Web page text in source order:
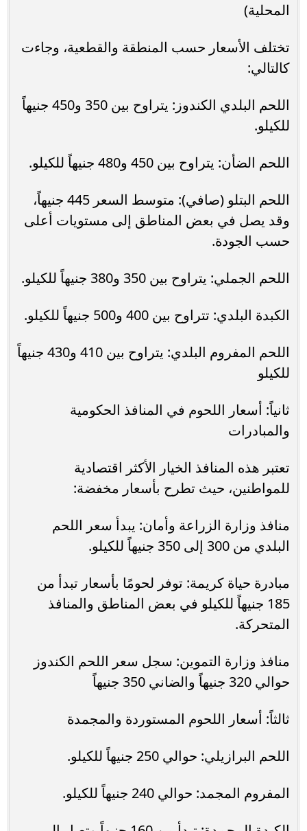
المحلية)
تختلف الأسعار حسب المنطقة والقطعية، وجاءت
كالتالي:
اللحم البلدي الكندوز: يتراوح بين 350 و450 جنيهاً
للكيلو.
اللحم الضأن: يتراوح بين 450 و480 جنيهاً للكيلو.
اللحم البتلو (صافي): متوسط السعر 445 جنيهاً،
وقد يصل في بعض المناطق إلى مستويات أعلى
حسب الجودة.
اللحم الجملي: يتراوح بين 350 و380 جنيهاً للكيلو.
الكبدة البلدي: تتراوح بين 400 و500 جنيهاً للكيلو.
اللحم المفروم البلدي: يتراوح بين 410 و430 جنيهاً
للكيلو
ثانياً: أسعار اللحوم في المنافذ الحكومية
والمبادرات
تعتبر هذه المنافذ الخيار الأكثر اقتصادية
للمواطنين، حيث تطرح بأسعار مخفضة:
منافذ وزارة الزراعة وأمان: يبدأ سعر اللحم
البلدي من 300 إلى 350 جنيهاً للكيلو.
مبادرة حياة كريمة: توفر لحومًا بأسعار تبدأ من
185 جنيهاً للكيلو في بعض المناطق والمنافذ
المتحركة.
منافذ وزارة التموين: سجل سعر اللحم الكندوز
حوالي 320 جنيهاً والضاني 350 جنيهاً
ثالثاً: أسعار اللحوم المستوردة والمجمدة
اللحم البرازيلي: حوالي 250 جنيهاً للكيلو.
المفروم المجمد: حوالي 240 جنيهاً للكيلو.